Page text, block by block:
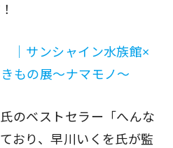
｜サンシャイン水族館×
もの展～ナマモノ～
のベストセラー「へんな
おり、早川いくを氏が監